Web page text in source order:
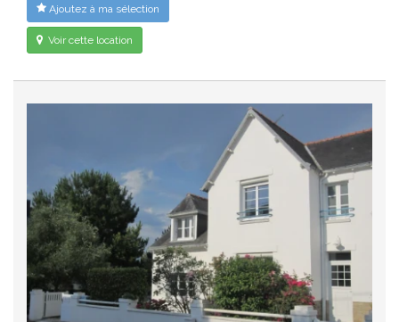
Ajoutez à ma sélection
Voir cette location